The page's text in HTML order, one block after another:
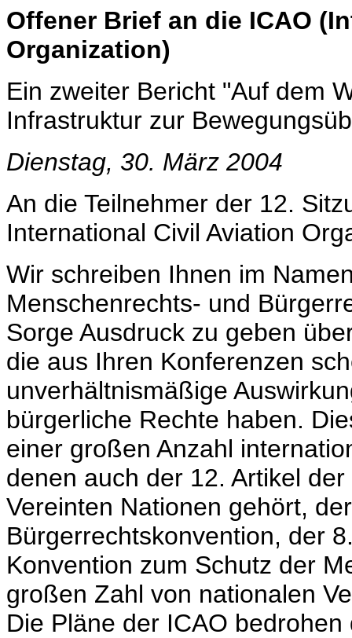
Offener Brief an die ICAO
Organization)
Ein zweiter Bericht "Auf dem
Infrastruktur zur
Dienstag, 30. März 2004
An die Teilnehmer der 12.
International Civil Aviation
Wir schreiben Ihnen im
Menschenrechts- und
Sorge Ausdruck zu geben
die aus Ihren Konferenzen
unverhältnismäßige
bürgerliche Rechte haben.
einer großen Anzahl
denen auch der 12. Artikel
Vereinten Nationen gehört,
Bürgerrechtskonvention, der
Konvention zum Schutz der
großen Zahl von nationalen
Die Pläne der ICAO